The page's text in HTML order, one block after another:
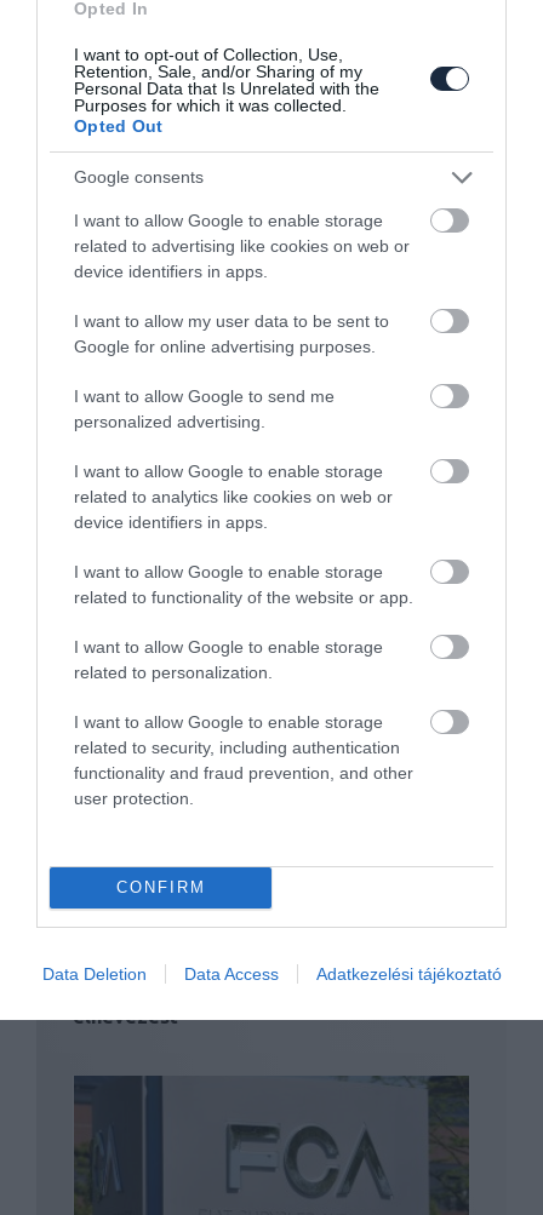
Opted In
I want to opt-out of Collection, Use,
Retention, Sale, and/or Sharing of my
Personal Data that Is Unrelated with the
Purposes for which it was collected.
Opted Out
Google consents
I want to allow Google to enable storage
related to advertising like cookies on web or
device identifiers in apps.
I want to allow my user data to be sent to
Google for online advertising purposes.
I want to allow Google to send me
personalized advertising.
I want to allow Google to enable storage
related to analytics like cookies on web or
device identifiers in apps.
I want to allow Google to enable storage
related to functionality of the website or app.
I want to allow Google to enable storage
related to personalization.
I want to allow Google to enable storage
related to security, including authentication
functionality and fraud prevention, and other
user protection.
CONFIRM
Data Deletion Data Access Adatkezelési tájékoztató
Nem áll jól a Chrysler szénája a PSA-FCA
Androidot minden autóba!
A Chrysler jövőképe
Dodge Challenger – négykerékhajtással
elnevezést